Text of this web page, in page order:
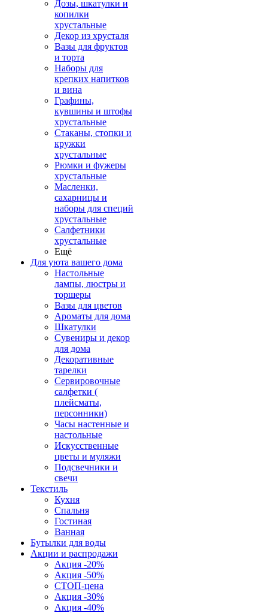
Дозы, шкатулки и
копилки
хрустальные
Декор из хрусталя
Вазы для фруктов
и торта
Наборы для
крепких напитков
и вина
Графины,
кувшины и штофы
хрустальные
Стаканы, стопки и
кружки
хрустальные
Рюмки и фужеры
хрустальные
Масленки,
сахарницы и
наборы для специй
хрустальные
Салфетники
хрустальные
Ещё
Для уюта вашего дома
Настольные
лампы, люстры и
торшеры
Вазы для цветов
Ароматы для дома
Шкатулки
Сувениры и декор
для дома
Декоративные
тарелки
Сервировочные
салфетки (
плейсматы,
персонники)
Часы настенные и
настольные
Искусственные
цветы и муляжи
Подсвечники и
свечи
Текстиль
Кухня
Спальня
Гостиная
Ванная
Бутылки для воды
Акции и распродажи
Акция -20%
Акция -50%
СТОП-цена
Акция -30%
Акция -40%